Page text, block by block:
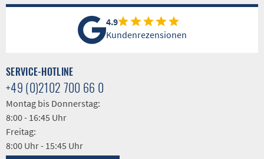
4.9
Kundenrezensionen
SERVICE-HOTLINE
+49 (0)2102 700 66 0
Montag bis Donnerstag:
8:00 - 16:45 Uhr
Freitag:
8:00 Uhr - 15:45 Uhr